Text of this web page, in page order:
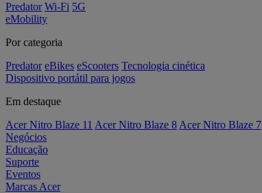
Predator Wi-Fi 5G
eMobility
Por categoria
Predator eBikes eScooters Tecnologia cinética
Dispositivo portátil para jogos
Em destaque
Acer Nitro Blaze 11 Acer Nitro Blaze 8 Acer Nitro Blaze 7
Negócios
Educação
Suporte
Eventos
Marcas Acer